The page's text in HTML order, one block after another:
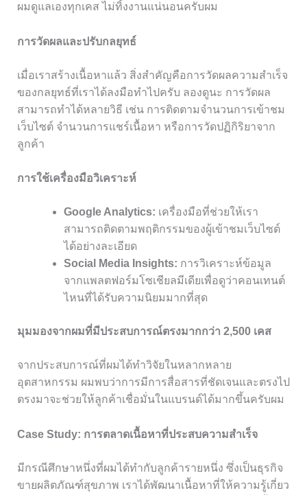
ผมดูแลเองทุกเคส ไม่ทิ้งงานแน่นอนครับผม
การวัดผลและปรับกลยุทธ์
เมื่อเราสร้างเนื้อหาแล้ว สิ่งสำคัญคือการวัดผลความสำเร็จ
ของกลยุทธ์ที่เราได้ลงมือทำไปครับ ลองดูนะ การวัดผล
สามารถทำได้หลายวิธี เช่น การติดตามจำนวนการเข้าชม
เว็บไซต์ จำนวนการแชร์เนื้อหา หรือการวัดปฏิกิริยาจาก
ลูกค้า
การใช้เครื่องมือวิเคราะห์
Google Analytics: เครื่องมือที่ช่วยให้เรา
สามารถติดตามพฤติกรรมของผู้เข้าชมเว็บไซต์
ได้อย่างละเอียด
Social Media Insights: การวิเคราะห์ข้อมูล
จากแพลตฟอร์มโซเชียลมีเดียเพื่อดูว่าคอนเทนต์
ไหนที่ได้รับความนิยมมากที่สุด
มุมมองจากผมที่มีประสบการณ์ตรงมากกว่า 2,500 เคส
จากประสบการณ์ที่ผมได้ทำวิจัยในหลากหลาย
อุตสาหกรรม ผมพบว่าการมีการสื่อสารที่ชัดเจนและตรงไป
ตรงมาจะช่วยให้ลูกค้าเชื่อมั่นในแบรนด์ได้มากขึ้นครับผม
Case Study: การตลาดเนื้อหาที่ประสบความสำเร็จ
มีกรณีศึกษาหนึ่งที่ผมได้ทำกับลูกค้ารายหนึ่ง ซึ่งเป็นธุรกิจ
ขายผลิตภัณฑ์สุขภาพ เราได้พัฒนาเนื้อหาที่ให้ความรู้เกี่ยว